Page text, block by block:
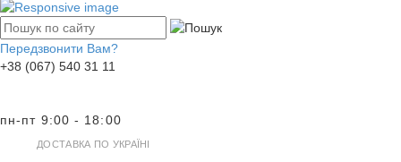
Передзвонити Вам?
+38 (067) 540 31 11
пн-пт 9:00 - 18:00
ДОСТАВКА ПО УКРАЇНІ